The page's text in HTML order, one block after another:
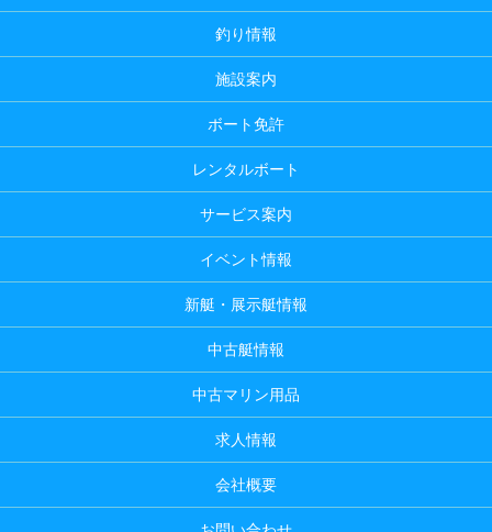
釣り情報
施設案内
ボート免許
レンタルボート
サービス案内
イベント情報
新艇・展示艇情報
中古艇情報
中古マリン用品
求人情報
会社概要